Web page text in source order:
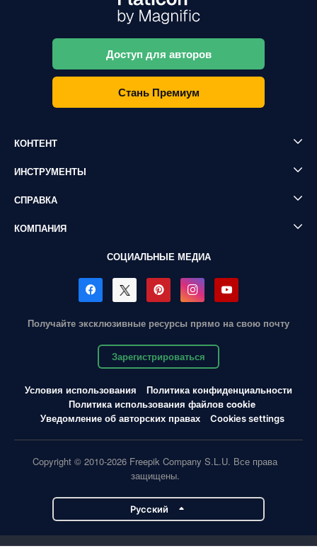
Доступ для авторов
Стань Премиум
КОНТЕНТ
ИНСТРУМЕНТЫ
СПРАВКА
КОМПАНИЯ
СОЦИАЛЬНЫЕ МЕДИА
Получайте эксклюзивные ресурсы прямо на свою почту
Зарегистрироваться
Условия использования
Политика конфиденциальности
Политика использования файлов cookie
Уведомление об авторских правах
Cookies settings
Copyright © 2010-2026 Freepik Company S.L.U. Все права
защищены.
Pусский